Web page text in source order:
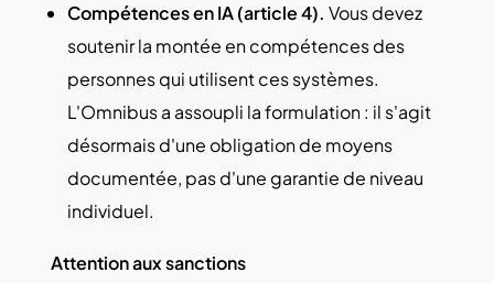
Compétences en IA (article 4). Vous devez
soutenir la montée en compétences des
personnes qui utilisent ces systèmes.
L'Omnibus a assoupli la formulation : il s'agit
désormais d'une obligation de moyens
documentée, pas d'une garantie de niveau
individuel.
Attention aux sanctions